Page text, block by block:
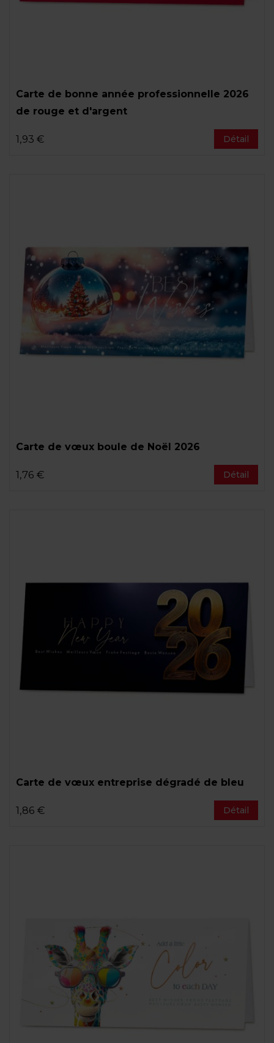
Carte de bonne année professionnelle 2026
de rouge et d'argent
1,93 € Détail
Carte de vœux boule de Noël 2026
1,76 € Détail
Carte de vœux entreprise dégradé de bleu
1,86 € Détail